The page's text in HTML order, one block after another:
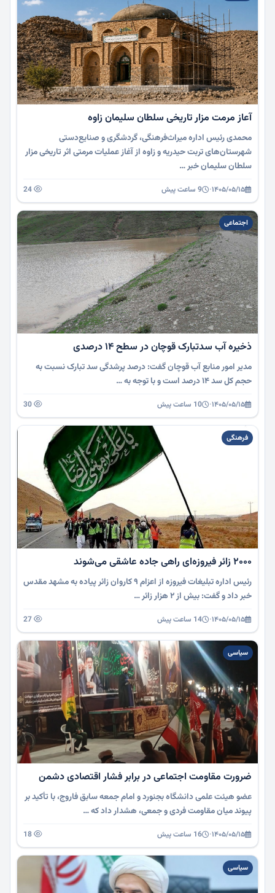
آعاز مرمت مزار تاریخی سلطان سلیمان زاوه
محمدی رئیس اداره میراث‌فرهنگی، گردشگری و صنایع‌دستی
شهرستان‌های تربت حیدریه و زاوه از آغاز عملیات مرمتی اثر تاریخی مزار
سلطان سلیمان خبر …
۱۴۰۵/۰۵/۱۵· 9 ساعت پیش
اجتماعی
ذخیره آب سدتبارک قوچان در سطح ۱۴ درصدی
مدیر امور منابع آب قوچان گفت: درصد پرشدگی سد تبارک نسبت به
حجم کل سد ۱۴ درصد است و با توجه به …
۱۴۰۵/۰۵/۱۵· 10 ساعت پیش
فرهنگی
۲۰۰۰ زائر فیروزه‌ای راهی جاده عاشقی می‌شوند
رئیس اداره تبلیغات فیروزه از اعزام ۹ کاروان زائر پیاده به مشهد مقدس
خبر داد و گفت: بیش از ۲ هزار زائر …
۱۴۰۵/۰۵/۱۵· 14 ساعت پیش
سیاسی
ضرورت مقاومت اجتماعی در برابر فشار اقتصادی دشمن
عضو هیئت علمی دانشگاه بجنورد و امام جمعه سابق فاروج، با تأکید بر
پیوند میان مقاومت فردی و جمعی، هشدار داد که …
۱۴۰۵/۰۵/۱۵· 16 ساعت پیش
سیاسی